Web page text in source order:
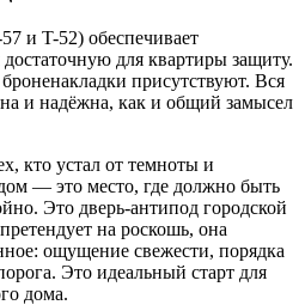
и T-52) обеспечивает
для квартиры защиту.
присутствуют. Вся
и надёжна, как и общий замысел
кто устал от темноты и
— это место, где должно быть
Это дверь-антипод городской
на роскошь, она
ощущение свежести, порядка
Это идеальный старт для
дома.